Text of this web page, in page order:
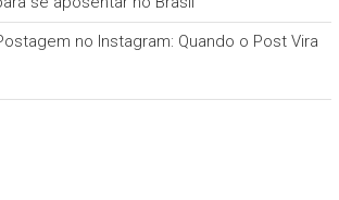
no Instagram: Quando o Post Vira